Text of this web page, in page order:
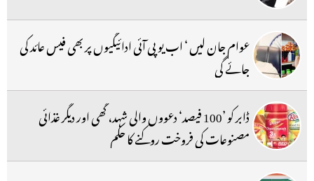
عوام جان لیں ‘ اب یو پی آئی ادائیگیوں پر بھی فیس عائد کی
جائے گی
ڈابر کو ’100 فیصد‘ دعووں والی شہد، گھی اور دیگر غذائی
مصنوعات کی فروخت روکنے کا حکم